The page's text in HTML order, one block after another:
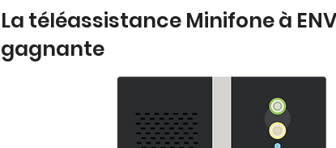
La téléassistance Minifone à
gagnante